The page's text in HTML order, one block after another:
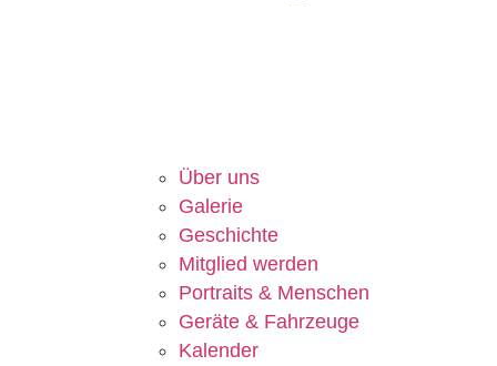
Über uns
Galerie
Geschichte
Mitglied werden
Portraits & Menschen
Geräte & Fahrzeuge
Kalender